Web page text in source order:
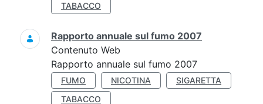
TABACCO
Rapporto annuale sul fumo 2007
Contenuto Web
Rapporto annuale sul fumo 2007
FUMO NICOTINA
SIGARETTA
TABACCO